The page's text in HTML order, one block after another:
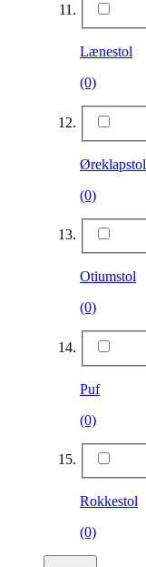
Lænestol
(0)
Øreklapstol
(0)
Otiumstol
(0)
Puf
(0)
Rokkestol
(0)